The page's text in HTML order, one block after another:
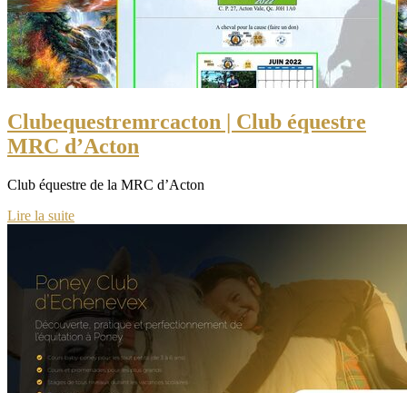
Clube­questremrcacton | Club équestre
MRC d’Acton
Club équestre de la MRC d’Acton
Lire la suite